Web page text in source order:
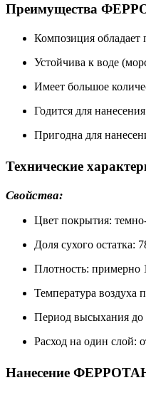
Преимущества
Композиция
Устойчива к воде
Имеет большое
Годится для
Пригодна для
Технические
Свойства:
Цвет покрытия:
Доля сухого остатка:
Плотность: примерно
Температура
Период высыхания до
Расход на один слой:
Нанесение